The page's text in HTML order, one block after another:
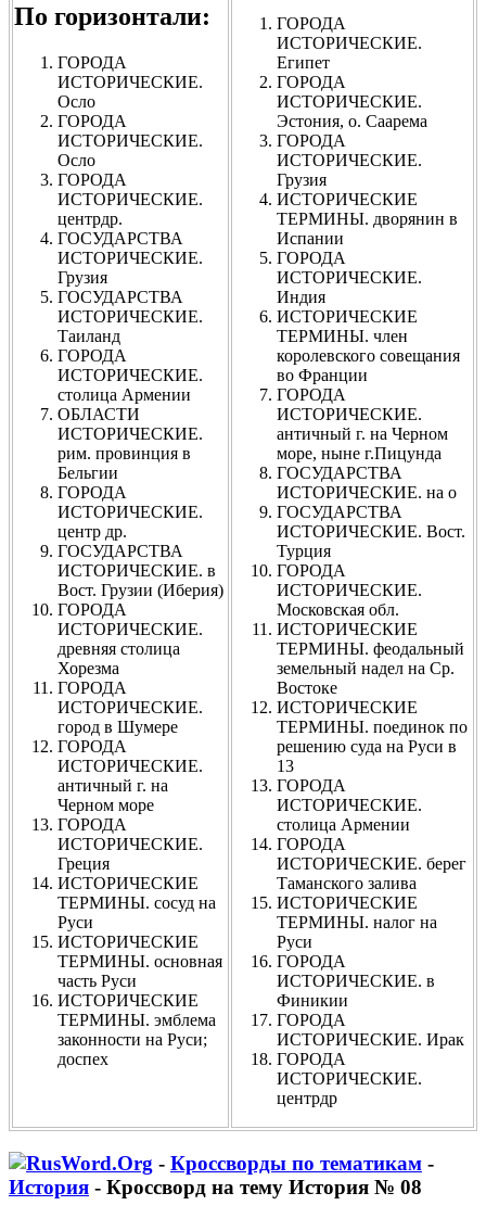
По горизонтали:
ГОРОДА
ИСТОРИЧЕСКИЕ.
Осло
ГОРОДА
ИСТОРИЧЕСКИЕ.
Осло
ГОРОДА
ИСТОРИЧЕСКИЕ.
центрдр.
ГОСУДАРСТВА
ИСТОРИЧЕСКИЕ.
Грузия
ГОСУДАРСТВА
ИСТОРИЧЕСКИЕ.
Таиланд
ГОРОДА
ИСТОРИЧЕСКИЕ.
столица Армении
ОБЛАСТИ
ИСТОРИЧЕСКИЕ.
рим. провинция в
Бельгии
ГОРОДА
ИСТОРИЧЕСКИЕ.
центр др.
ГОСУДАРСТВА
ИСТОРИЧЕСКИЕ. в
Вост. Грузии (Иберия)
ГОРОДА
ИСТОРИЧЕСКИЕ.
древняя столица
Хорезма
ГОРОДА
ИСТОРИЧЕСКИЕ.
город в Шумере
ГОРОДА
ИСТОРИЧЕСКИЕ.
античный г. на
Черном море
ГОРОДА
ИСТОРИЧЕСКИЕ.
Греция
ИСТОРИЧЕСКИЕ
ТЕРМИНЫ. сосуд на
Руси
ИСТОРИЧЕСКИЕ
ТЕРМИНЫ. основная
часть Руси
ИСТОРИЧЕСКИЕ
ТЕРМИНЫ. эмблема
законности на Руси;
доспех
ГОРОДА
ИСТОРИЧЕСКИЕ.
Египет
ГОРОДА
ИСТОРИЧЕСКИЕ.
Эстония, о. Саарема
ГОРОДА
ИСТОРИЧЕСКИЕ.
Грузия
ИСТОРИЧЕСКИЕ
ТЕРМИНЫ. дворянин в
Испании
ГОРОДА
ИСТОРИЧЕСКИЕ.
Индия
ИСТОРИЧЕСКИЕ
ТЕРМИНЫ. член
королевского совещания
во Франции
ГОРОДА
ИСТОРИЧЕСКИЕ.
античный г. на Черном
море, ныне г.Пицунда
ГОСУДАРСТВА
ИСТОРИЧЕСКИЕ. на о
ГОСУДАРСТВА
ИСТОРИЧЕСКИЕ. Вост.
Турция
ГОРОДА
ИСТОРИЧЕСКИЕ.
Московская обл.
ИСТОРИЧЕСКИЕ
ТЕРМИНЫ. феодальный
земельный надел на Ср.
Востоке
ИСТОРИЧЕСКИЕ
ТЕРМИНЫ. поединок по
решению суда на Руси в
13
ГОРОДА
ИСТОРИЧЕСКИЕ.
столица Армении
ГОРОДА
ИСТОРИЧЕСКИЕ. берег
Таманского залива
ИСТОРИЧЕСКИЕ
ТЕРМИНЫ. налог на
Руси
ГОРОДА
ИСТОРИЧЕСКИЕ. в
Финикии
ГОРОДА
ИСТОРИЧЕСКИЕ. Ирак
ГОРОДА
ИСТОРИЧЕСКИЕ.
центрдр
- Кроссворды по тематикам -
История - Кроссворд на тему История № 08